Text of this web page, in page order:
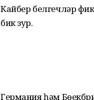
Кайбер белгечләр
бик зур.
Германия һәм